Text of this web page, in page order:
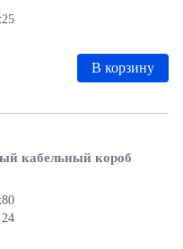
В корзину
кабельный короб